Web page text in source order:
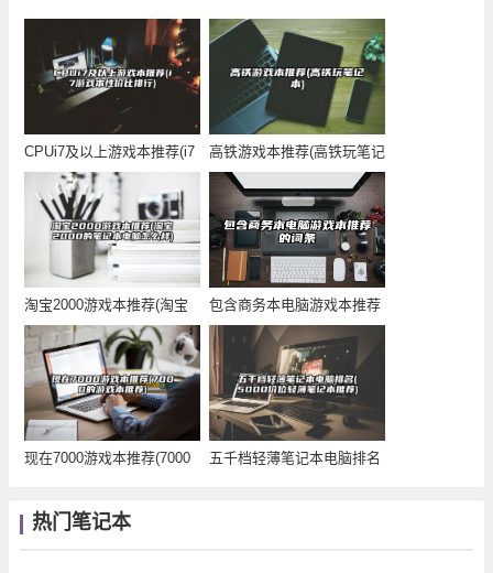
CPUi7及以上游戏本推荐(i7
游戏本性
高铁游戏本推荐(高铁玩笔记
本)
淘宝2000游戏本推荐(淘宝
2000的笔
包含商务本电脑游戏本推荐
的词条
现在7000游戏本推荐(7000
五千档轻薄笔记本电脑排名
热门笔记本